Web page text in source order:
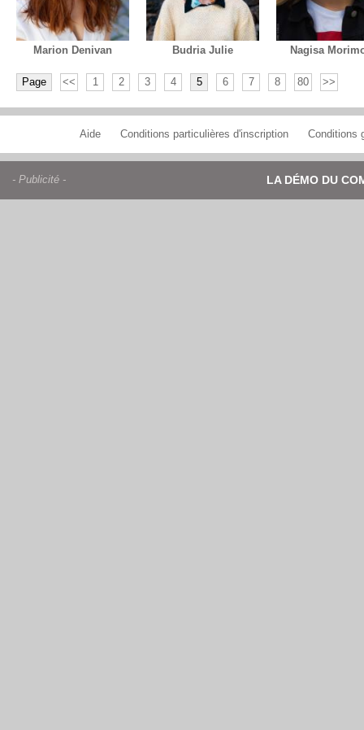
Marion Denivan Budria Julie Nagisa
Page << 1 2 3 4 5 6 7 8 80 >>
Aide Conditions particulières d'inscription Conditions
LA DÉMO DU
- Publicité -